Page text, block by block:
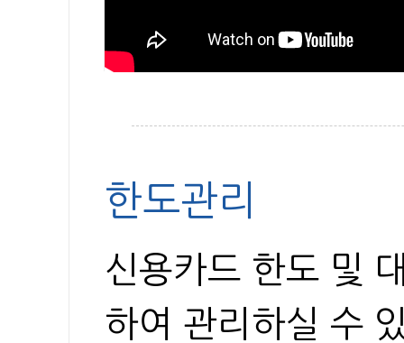
한도관리
신용카드 한도 및
하여 관리하실 수